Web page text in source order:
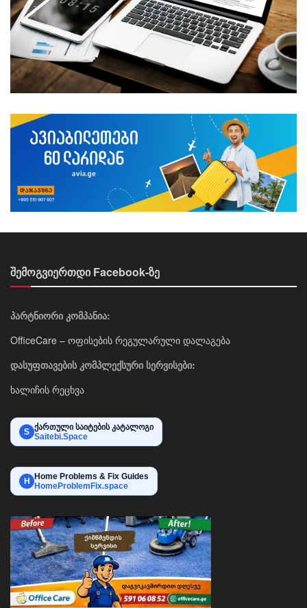
შემოგვიერთდი Facebook-ზე
პარტნიორი კომპანია:
OfficeCare – ოფისების რეგულარული დალაგება
დასუფთავების კომპლექსური სერვისები:
ხალიჩის რეცხვა
S ქართული საიტების კატალოგი
Saitebi.Space
H
Home Problems & Fix Guides
HomeProblemFix.space